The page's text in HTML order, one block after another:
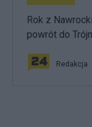
Rok z
powrót do
Redakcja